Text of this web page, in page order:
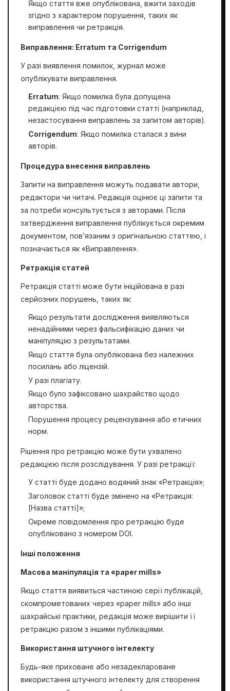
Якщо стаття вже опублікована, вжити заходів
згідно з характером порушення, таких як
виправлення чи ретракція.
Виправлення: Erratum та Corrigendum
У разі виявлення помилок, журнал може
опублікувати виправлення.
Erratum: Якщо помилка була допущена
редакцією під час підготовки статті (наприклад,
незастосування виправлень за запитом авторів).
Corrigendum: Якщо помилка сталася з вини
авторів.
Процедура внесення виправлень
Запити на виправлення можуть подавати автори,
редактори чи читачі. Редакція оцінює ці запити та
за потреби консультується з авторами. Після
затвердження виправлення публікується окремим
документом, пов’язаним з оригінальною статтею, і
позначається як «Виправлення».
Ретракція статей
Ретракція статті може бути ініційована в разі
серйозних порушень, таких як:
Якщо результати дослідження виявляються
ненадійними через фальсифікацію даних чи
маніпуляцію з результатами.
Якщо стаття була опублікована без належних
посилань або ліцензій.
У разі плагіату.
Якщо було зафіксовано шахрайство щодо
авторства.
Порушення процесу рецензування або етичних
норм.
Рішення про ретракцію може бути ухвалено
редакцією після розслідування. У разі ретракції:
У статті буде додано водяний знак «Ретракція»;
Заголовок статті буде змінено на «Ретракція:
[Назва статті]»;
Окреме повідомлення про ретракцію буде
опубліковано з номером DOI.
Інші положення
Масова маніпуляція та «paper mills»
Якщо стаття виявиться частиною серії публікацій,
скомпрометованих через «paper mills» або інші
шахрайські практики, редакція може вирішити її
ретракцію разом з іншими публікаціями.
Використання штучного інтелекту
Будь-яке приховане або незадеклароване
використання штучного інтелекту для створення